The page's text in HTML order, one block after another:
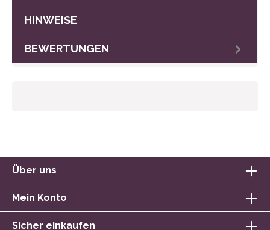
BEWERTUNGEN
HINWEISE
Über uns
Mein Konto
Sicher einkaufen